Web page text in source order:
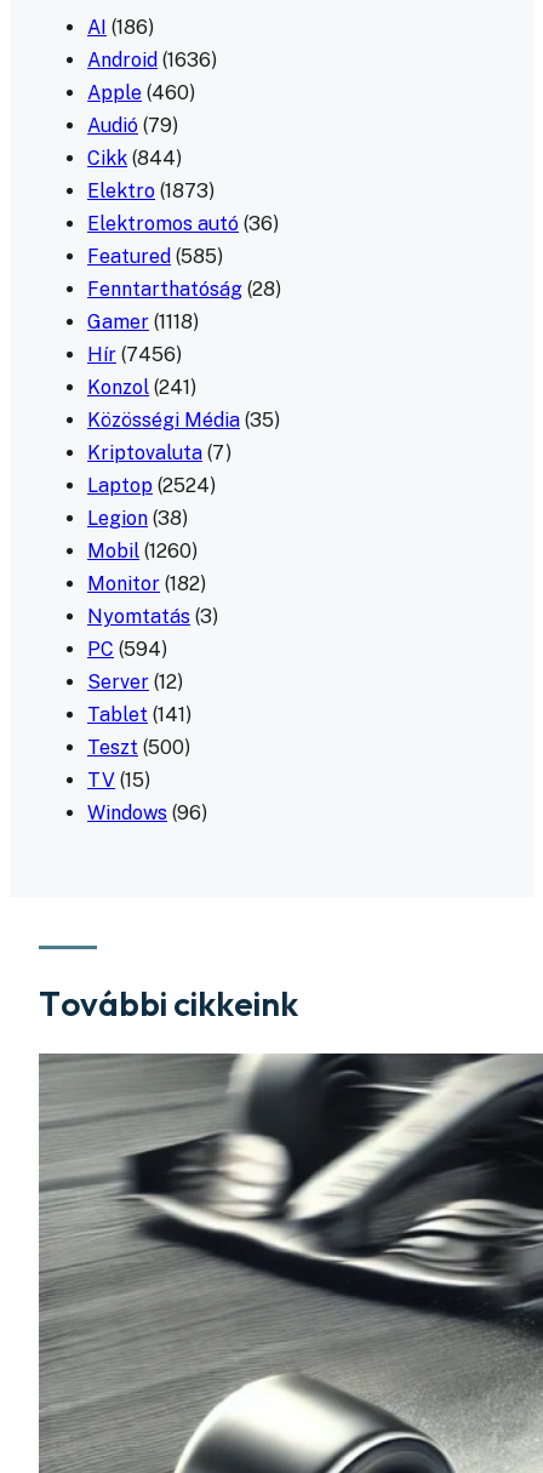
AI (186)
Android (1636)
Apple (460)
Audió (79)
Cikk (844)
Elektro (1873)
Elektromos autó (36)
Featured (585)
Fenntarthatóság (28)
Gamer (1118)
Hír (7456)
Konzol (241)
Közösségi Média (35)
Kriptovaluta (7)
Laptop (2524)
Legion (38)
Mobil (1260)
Monitor (182)
Nyomtatás (3)
PC (594)
Server (12)
Tablet (141)
Teszt (500)
TV (15)
Windows (96)
További cikkeink